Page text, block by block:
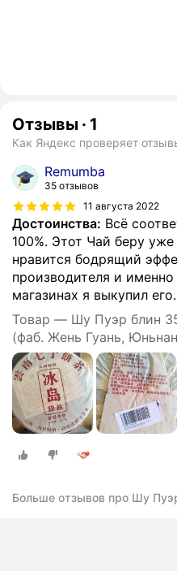
Отзывы · 1
Как Яндекс проверяет
Remumba
35 отзывов
11 августа 2022
Достоинства: Всё
100%. Этот Чай беру
нравится бодрящий
производителя и
магазинах я выкупил его
Товар — Шу Пуэр блин
(фаб. Жень Гуань,
Больше отзывов про Шу